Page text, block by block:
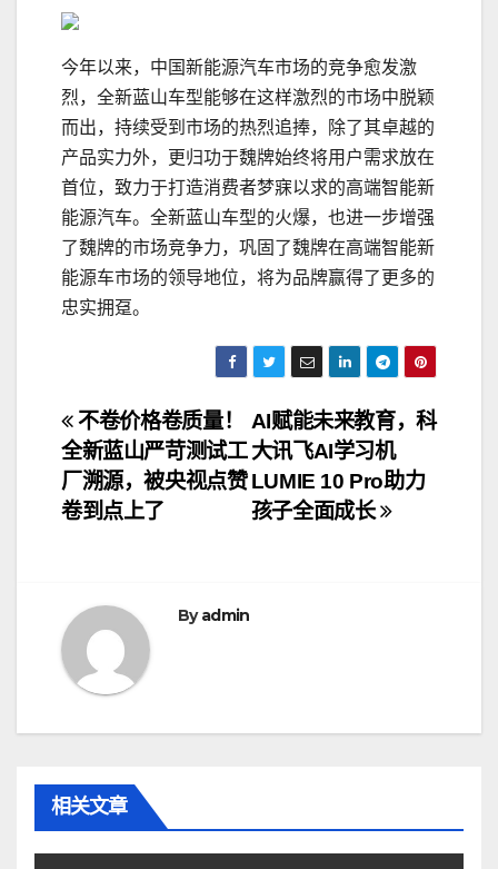
今年以来，中国新能源汽车市场的竞争愈发激
烈，全新蓝山车型能够在这样激烈的市场中脱颖
而出，持续受到市场的热烈追捧，除了其卓越的
产品实力外，更归功于魏牌始终将用户需求放在
首位，致力于打造消费者梦寐以求的高端智能新
能源汽车。全新蓝山车型的火爆，也进一步增强
了魏牌的市场竞争力，巩固了魏牌在高端智能新
能源车市场的领导地位，将为品牌赢得了更多的
忠实拥趸。
文
章
导
AI赋能未来教育，科
大讯飞AI学习机
LUMIE 10 Pro助力
孩子全面成长
不卷价格卷质量！
全新蓝山严苛测试工
厂溯源，被央视点赞
卷到点上了
Byadmin
相关文章